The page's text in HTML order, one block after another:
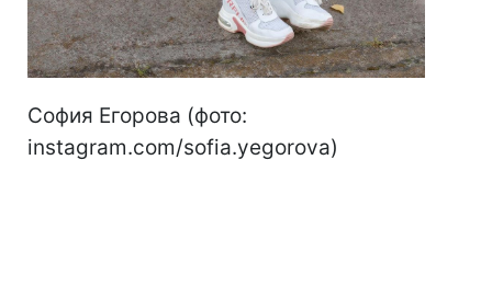
София Егорова (фото:
instagram.com/sofia.yegorova)